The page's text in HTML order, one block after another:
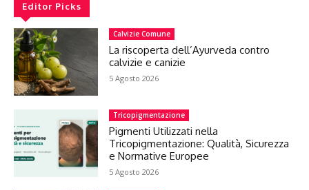
Editor Picks
Calvizie Comune
La riscoperta dell’Ayurveda contro
calvizie e canizie
5 Agosto 2026
Tricopigmentazione
Pigmenti Utilizzati nella
Tricopigmentazione: Qualità, Sicurezza
e Normative Europee
5 Agosto 2026